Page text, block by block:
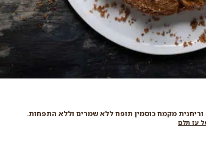
וריחנית מקמח כוסמין תופח ללא שמרים וללא התפחות.
עז תלם